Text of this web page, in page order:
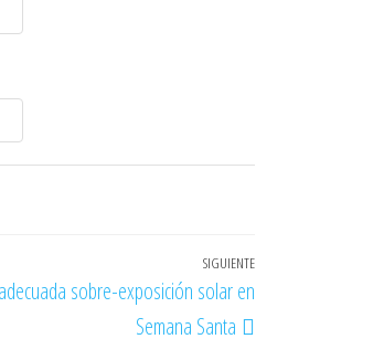
Entrada
SIGUIENTE
sobre-exposición solar en
Semana Santa